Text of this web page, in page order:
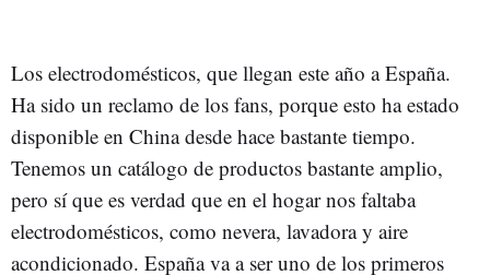
Los electrodomésticos, que llegan este año a España.
Ha sido un reclamo de los fans, porque esto ha estado
disponible en China desde hace bastante tiempo.
Tenemos un catálogo de productos bastante amplio,
pero sí que es verdad que en el hogar nos faltaba
electrodomésticos, como nevera, lavadora y aire
acondicionado. España va a ser uno de los primeros